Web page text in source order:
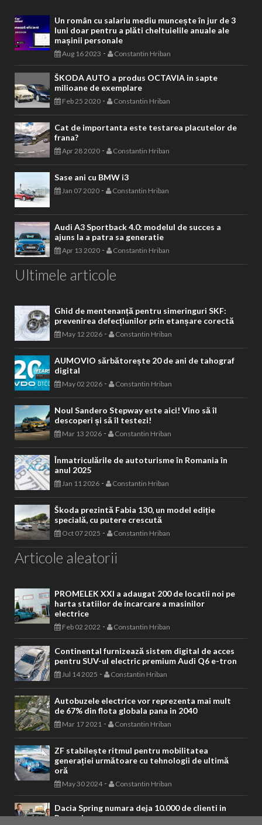
Un român cu salariu mediu muncește în jur de 3
luni doar pentru a plăti cheltuielile anuale ale
mașinii personale
Aug 16 2023 - Constantin Hriban
ŠKODA AUTO a produs OCTAVIA in sapte
milioane de exemplare
Feb 25 2020 - Constantin Hriban
Cat de importanta este testarea placutelor de
frana?
Apr 28 2020 - Constantin Hriban
Sase ani cu BMW i3
Jan 07 2020 - Constantin Hriban
Audi A3 Sportback 4.0: modelul de succes a
ajuns la a patra sa generatie
Apr 13 2020 - Constantin Hriban
Ultimele articole
Ghid de mentenanță pentru simeringuri SKF:
prevenirea defecțiunilor prin etanșare corectă
May 12 2026 - Constantin Hriban
AUMOVIO sărbătorește 20 de ani de tahograf
digital
May 02 2026 - Constantin Hriban
Noul Sandero Stepway este aici! Vino să îl
descoperi și să îl testezi!
Mar 13 2026 - Constantin Hriban
Înmatriculările de autoturisme în Romania în
anul 2025
Jan 11 2026 - Constantin Hriban
Škoda prezintă Fabia 130, un model ediție
specială, cu putere crescută
Oct 07 2025 - Constantin Hriban
Articole aleatorii
PROMELEK XXI a adaugat 200 de locatii noi pe
harta statiilor de incarcare a masinilor
electrice
Feb 02 2022 - Constantin Hriban
Continental furnizează sistem digital de acces
pentru SUV-ul electric premium Audi Q6 e-tron
Jul 14 2025 - Constantin Hriban
Autobuzele electrice vor reprezenta mai mult
de 67% din flota globala pana in 2040
Mar 17 2021 - Constantin Hriban
ZF stabilește ritmul pentru mobilitatea
generației următoare cu tehnologii de ultimă
oră
May 30 2024- Constantin Hriban
Dacia Spring numara deja 10.000 de clienti in
Romania